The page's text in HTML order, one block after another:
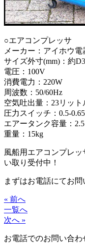
○エアコンプレッサ
メーカー：アイホウ
サイズ外寸(mm)：約
電圧：100V
消費電力：220W
周波数：50/60Hz
空気吐出量：23リット
圧力スイッチ：0.5-0.65
エアータンク容量：
重量：15kg
風船用エアコンプレ
い取り受付中！
まずはお電話にてお問
« 前へ
一覧へ
次へ »
お電話でのお問い合わ